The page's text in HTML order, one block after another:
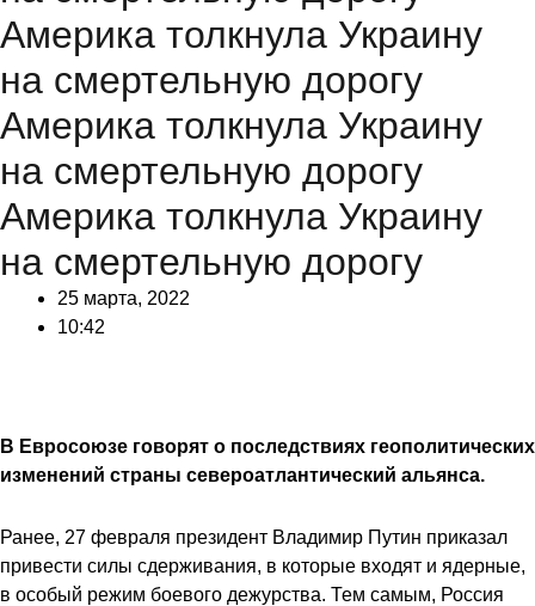
Америка толкнула Украину
на смертельную дорогу
Америка толкнула Украину
на смертельную дорогу
Америка толкнула Украину
на смертельную дорогу
25 марта, 2022
10:42
В Евросоюзе говорят о последствиях геополитических
изменений страны североатлантический альянса.
Ранее, 27 февраля президент Владимир Путин приказал
привести силы сдерживания, в которые входят и ядерные,
в особый режим боевого дежурства. Тем самым, Россия